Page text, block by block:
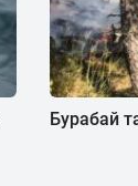
Бурабай